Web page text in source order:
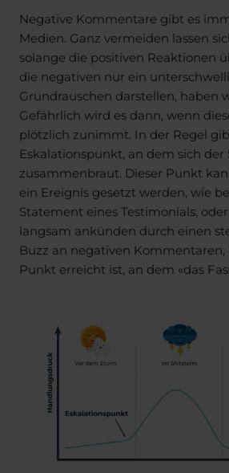
Negative Kommentare gibt es
Medien. Ganz vermeiden lassen
solange die positiven Reaktionen
die negativen nur ein
Grundrauschen darstellen, haben
Gefährlich wird es dann, wenn
plötzlich zunimmt. In der Regel
Eskalationspunkt, an dem sich der
zusammenbraut. Dieser Punkt
ein Ereignis gesetzt werden, wie
Statement eines Testimonials,
langsam ankünden durch einen
Buzz an negativen Kommentaren,
Punkt erreicht ist, an dem «das